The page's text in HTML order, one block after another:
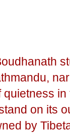
in
on its
by